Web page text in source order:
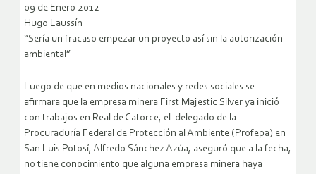
09 de Enero 2012
Hugo Laussín
“Sería un fracaso empezar un proyecto así sin la autorización
ambiental”
Luego de que en medios nacionales y redes sociales se
afirmara que la empresa minera First Majestic Silver ya inició
con trabajos en Real de Catorce, el delegado de la
Procuraduría Federal de Protección al Ambiente (Profepa) en
San Luis Potosí, Alfredo Sánchez Azúa, aseguró que a la fecha,
no tiene conocimiento que alguna empresa minera haya